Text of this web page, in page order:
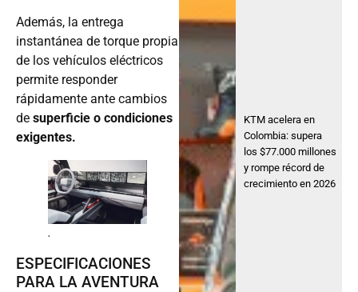
Además, la entrega
instantánea de torque propia
de los vehículos eléctricos
permite responder
rápidamente ante cambios
de superficie o condiciones
exigentes.
.
ESPECIFICACIONES
PARA LA AVENTURA
KTM acelera en
Colombia: supera
los $77.000 millones
y rompe récord de
crecimiento en 2026